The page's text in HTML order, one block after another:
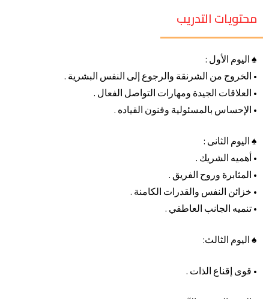
محتويات التدريب
♠ اليوم الأول :
• الخروج من الشرنقة والرجوع إلى النفس البشرية .
• العلاقات الجيدة ومهارات التواصل الفعال .
• الإحساس بالمسئولية وفنون القياده .
♠ اليوم الثانى :
• أهميه الشريك .
• المثابرة وروح الفريق .
• خزائن النفس والقدرات الكامنة .
• تنميه الجانب العاطفي .
♠ اليوم الثالث:
• قوى إقناع الذات .